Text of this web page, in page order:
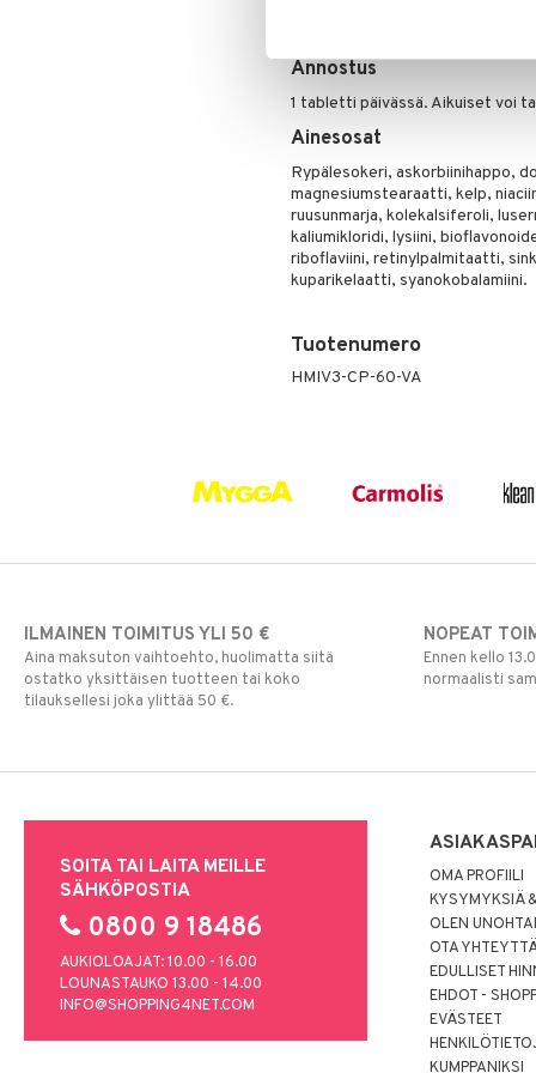
Säilytetään kuivassa ja lasten
Annostus
1 tabletti päivässä. Aikuiset voi
Ainesosat
Rypälesokeri, askorbiinihappo,
magnesiumstearaatti, kelp,
ruusunmarja, kolekalsiferoli,
kaliumikloridi, lysiini,
riboflaviini, retinylpalmitaatti,
kuparikelaatti, syanokobalamiini.
Tuotenumero
HMIV3-CP-60-VA
ILMAINEN TOIMITUS YLI 50 €
Aina maksuton vaihtoehto, huolimatta siitä
ostatko yksittäisen tuotteen tai koko
tilauksellesi joka ylittää 50 €.
NOPEAT
Ennen kello
normaalisti
SOITA TAI LAITA MEILLE
SÄHKÖPOSTIA
0800 9 18486
AUKIOLOAJAT: 10.00 - 16.00
LOUNASTAUKO 13.00 - 14.00
INFO@SHOPPING4NET.COM
OMA PROFIILI
KYSYMYKSIÄ
OLEN
OTA
EDULLISET
EHDOT -
EVÄSTEET
KUMPPANIKSI